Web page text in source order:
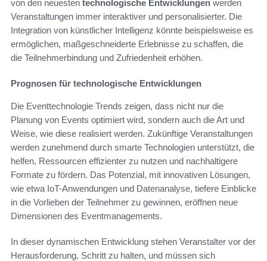
von den neuesten technologische Entwicklungen werden
Veranstaltungen immer interaktiver und personalisierter. Die
Integration von künstlicher Intelligenz könnte beispielsweise es
ermöglichen, maßgeschneiderte Erlebnisse zu schaffen, die
die Teilnehmerbindung und Zufriedenheit erhöhen.
Prognosen für technologische Entwicklungen
Die Eventtechnologie Trends zeigen, dass nicht nur die
Planung von Events optimiert wird, sondern auch die Art und
Weise, wie diese realisiert werden. Zukünftige Veranstaltungen
werden zunehmend durch smarte Technologien unterstützt, die
helfen, Ressourcen effizienter zu nutzen und nachhaltigere
Formate zu fördern. Das Potenzial, mit innovativen Lösungen,
wie etwa IoT-Anwendungen und Datenanalyse, tiefere Einblicke
in die Vorlieben der Teilnehmer zu gewinnen, eröffnen neue
Dimensionen des Eventmanagements.
In dieser dynamischen Entwicklung stehen Veranstalter vor der
Herausforderung, Schritt zu halten, und müssen sich